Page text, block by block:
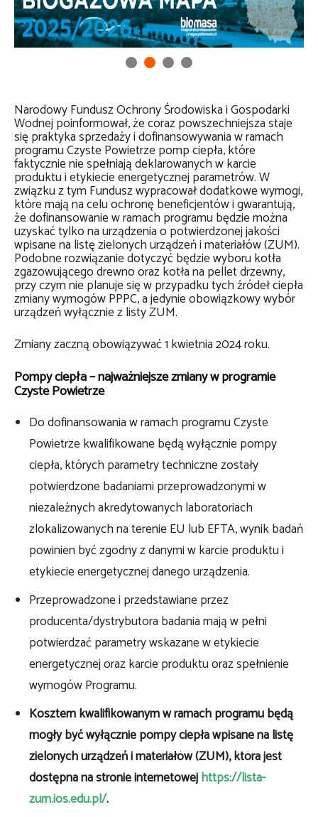
Narodowy Fundusz Ochrony Środowiska i Gospodarki
Wodnej poinformował, że coraz powszechniejsza staje
się praktyka sprzedaży i dofinansowywania w ramach
programu Czyste Powietrze pomp ciepła, które
faktycznie nie spełniają deklarowanych w karcie
produktu i etykiecie energetycznej parametrów. W
związku z tym Fundusz wypracował dodatkowe wymogi,
które mają na celu ochronę beneficjentów i gwarantują,
że dofinansowanie w ramach programu będzie można
uzyskać tylko na urządzenia o potwierdzonej jakości
wpisane na listę zielonych urządzeń i materiałów (ZUM).
Podobne rozwiązanie dotyczyć będzie wyboru kotła
zgazowującego drewno oraz kotła na pellet drzewny,
przy czym nie planuje się w przypadku tych źródeł ciepła
zmiany wymogów PPPC, a jedynie obowiązkowy wybór
urządzeń wyłącznie z listy ZUM.
Zmiany zaczną obowiązywać 1 kwietnia 2024 roku.
Pompy ciepła – najważniejsze zmiany w programie
Czyste Powietrze
Do dofinansowania w ramach programu Czyste
Powietrze kwalifikowane będą wyłącznie pompy
ciepła, których parametry techniczne zostały
potwierdzone badaniami przeprowadzonymi w
niezależnych akredytowanych laboratoriach
zlokalizowanych na terenie EU lub EFTA, wynik badań
powinien być zgodny z danymi w karcie produktu i
etykiecie energetycznej danego urządzenia.
Przeprowadzone i przedstawiane przez
producenta/dystrybutora badania mają w pełni
potwierdzać parametry wskazane w etykiecie
energetycznej oraz karcie produktu oraz spełnienie
wymogów Programu.
Kosztem kwalifikowanym w ramach programu będą
mogły być wyłącznie pompy ciepła wpisane na listę
zielonych urządzeń i materiałów (ZUM), która jest
dostępna na stronie internetowejhttps://lista-
zum.ios.edu.pl/.